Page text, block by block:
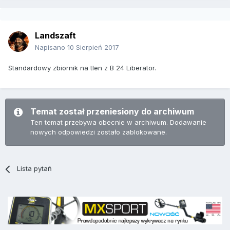
Landszaft
Napisano 10 Sierpień 2017
Standardowy zbiornik na tlen z B 24 Liberator.
Temat został przeniesiony do archiwum
Ten temat przebywa obecnie w archiwum. Dodawanie
nowych odpowiedzi zostało zablokowane.
Lista pytań